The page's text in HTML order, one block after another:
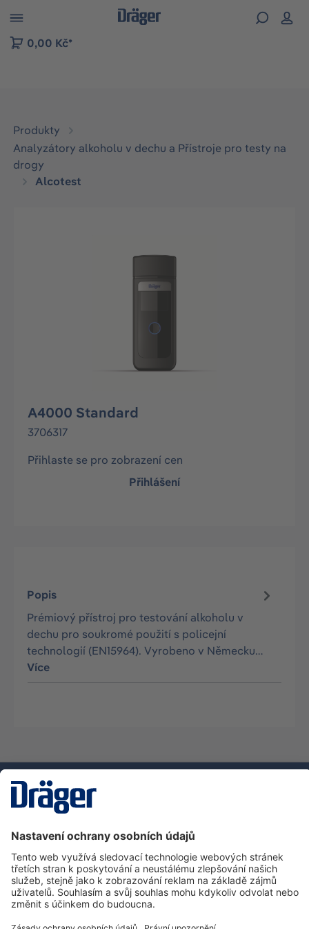
to B2B platform navigation
0,00 Kč*
Produkty
Analyzátory alkoholu v dechu a Přístroje pro testy na
drogy
Alcotest
A4000 Standard
3706317
Přihlaste se pro zobrazení cen
Přihlášení
Popis
Prémiový přístroj pro testování alkoholu v
dechu pro soukromé použití s policejní
technologií (EN15964). Vyrobeno v Německu…
Více
Zákaznická infolinka
O společnosti Dräger
Informace